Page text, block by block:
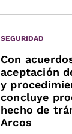
SEGURIDAD
Con
aceptación
y
concluye
hecho de
Arcos